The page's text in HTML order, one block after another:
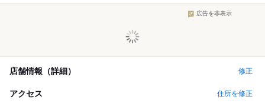
広告を非表示
店舗情報（詳細） 修正
アクセス 住所を修正